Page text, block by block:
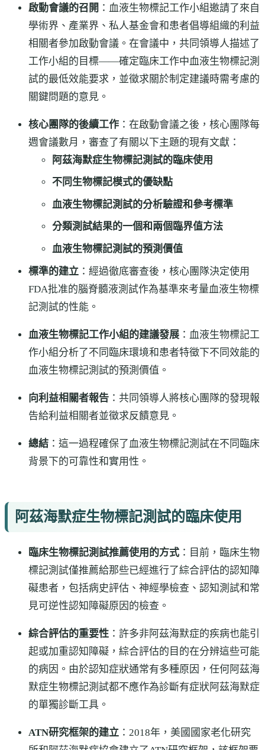
啟動會議的召開 ：血液生物標記工作小組邀請了來自
學術界、產業界、私人基金會和患者倡導組織的利益
相關者參加啟動會議。在會議中，共同領導人描述了
工作小組的目標——確定臨床工作中血液生物標記測
試的最低效能要求，並徵求關於制定建議時需考慮的
關鍵問題的意見。
核心團隊的後續工作 ：在啟動會議之後，核心團隊每
週會議數月，審查了有關以下主題的現有文獻：
阿茲海默症生物標記測試的臨床使用
不同生物標記模式的優缺點
血液生物標記測試的分析驗證和參考標準
分類測試結果的一個和兩個臨界值方法
血液生物標記測試的預測價值
標準的建立 ：經過徹底審查後，核心團隊決定使用
FDA批准的腦脊髓液測試作為基準來考量血液生物標
記測試的性能。
血液生物標記工作小組的建議發展 ：血液生物標記工
作小組分析了不同臨床環境和患者特徵下不同效能的
血液生物標記測試的預測價值。
向利益相關者報告 ：共同領導人將核心團隊的發現報
告給利益相關者並徵求反饋意見。
總結 ：這一過程確保了血液生物標記測試在不同臨床
背景下的可靠性和實用性。
阿茲海默症生物標記測試的臨床使用
臨床生物標記測試推薦使用的方式 ：目前，臨床生物
標記測試僅推薦給那些已經進行了綜合評估的認知障
礙患者，包括病史評估、神經學檢查、認知測試和常
見可逆性認知障礙原因的檢查。
綜合評估的重要性 ：許多非阿茲海默症的疾病也能引
起或加重認知障礙，綜合評估的目的在分辨這些可能
的病因。由於認知症狀通常有多種原因，任何阿茲海
默症生物標記測試都不應作為診斷有症狀阿茲海默症
的單獨診斷工具。
ATN研究框架的建立 ：2018年，美國國家老化研究